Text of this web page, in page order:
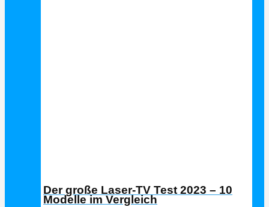
Der große Laser-TV Test 2023 – 10
Modelle im Vergleich